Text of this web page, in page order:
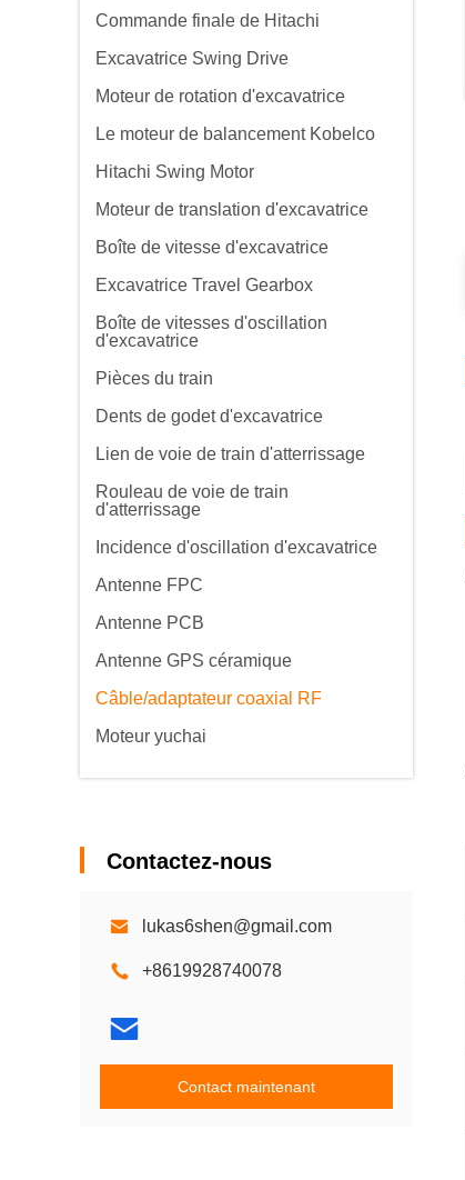
Commande finale de Hitachi
Excavatrice Swing Drive
Moteur de rotation d'excavatrice
Le moteur de balancement Kobelco
Hitachi Swing Motor
Moteur de translation d'excavatrice
Boîte de vitesse d'excavatrice
Excavatrice Travel Gearbox
Boîte de vitesses d'oscillation
d'excavatrice
Pièces du train
Dents de godet d'excavatrice
Lien de voie de train d'atterrissage
Rouleau de voie de train
d'atterrissage
Incidence d'oscillation d'excavatrice
Antenne FPC
Antenne PCB
Antenne GPS céramique
Câble/adaptateur coaxial RF
Moteur yuchai
Contactez-nous
lukas6shen@gmail.com
+8619928740078
Contact maintenant